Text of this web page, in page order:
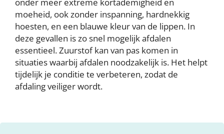
moeheid, ook zonder inspanning, hardnekkig
hoesten, en een blauwe kleur van de lippen. In
deze gevallen is zo snel mogelijk afdalen
essentieel. Zuurstof kan van pas komen in
situaties waarbij afdalen noodzakelijk is. Het helpt
tijdelijk je conditie te verbeteren, zodat de
afdaling veiliger wordt.